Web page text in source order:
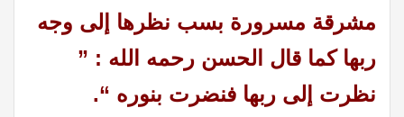
مشرقة مسرورة بسب نظرها إلى وجه
ربها كما قال الحسن رحمه الله : ”
نظرت إلى ربها فنضرت بنوره “.